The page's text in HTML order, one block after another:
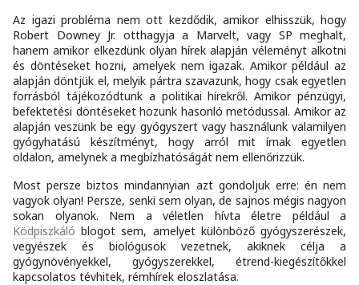
Az igazi probléma nem ott kezdődik, amikor elhisszük, hogy
Robert Downey Jr. otthagyja a Marvelt, vagy SP meghalt,
hanem amikor elkezdünk olyan hírek alapján véleményt alkotni
és döntéseket hozni, amelyek nem igazak. Amikor például az
alapján döntjük el, melyik pártra szavazunk, hogy csak egyetlen
forrásból tájékozódtunk a politikai hírekről. Amikor pénzügyi,
befektetési döntéseket hozunk hasonló metódussal. Amikor az
alapján veszünk be egy gyógyszert vagy használunk valamilyen
gyógyhatású készítményt, hogy arról mit írnak egyetlen
oldalon, amelynek a megbízhatóságát nem ellenőrizzük.
Most persze biztos mindannyian azt gondoljuk erre: én nem
vagyok olyan! Persze, senki sem olyan, de sajnos mégis nagyon
sokan olyanok. Nem a véletlen hívta életre például a
Ködpiszkáló blogot sem, amelyet különböző gyógyszerészek,
vegyészek és biológusok vezetnek, akiknek célja a
gyógynövényekkel, gyógyszerekkel, étrend-kiegészítőkkel
kapcsolatos tévhitek, rémhírek eloszlatása.